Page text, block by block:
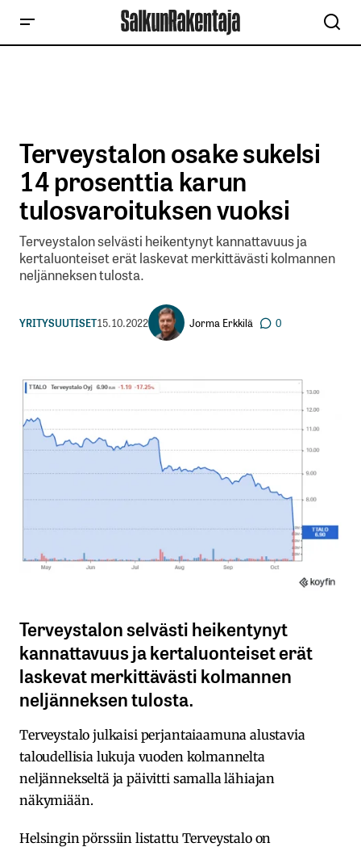
Terveystalon osake sukelsi
14 prosenttia karun
tulosvaroituksen vuoksi
Terveystalon selvästi heikentynyt kannattavuus ja
kertaluonteiset erät laskevat merkittävästi kolmannen
neljänneksen tulosta.
YRITYSUUTISET15.10.2022 Jorma Erkkilä 0
Terveystalon selvästi heikentynyt
kannattavuus ja kertaluonteiset erät
laskevat merkittävästi kolmannen
neljänneksen tulosta.
Terveystalo julkaisi perjantaiaamuna alustavia
taloudellisia lukuja vuoden kolmannelta
neljännekseltä ja päivitti samalla lähiajan
näkymiään.
Helsingin pörssiin listattu Terveystalo on